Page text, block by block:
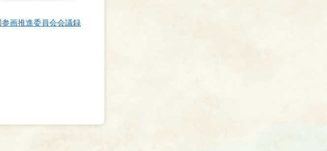
画推進委員会会議録